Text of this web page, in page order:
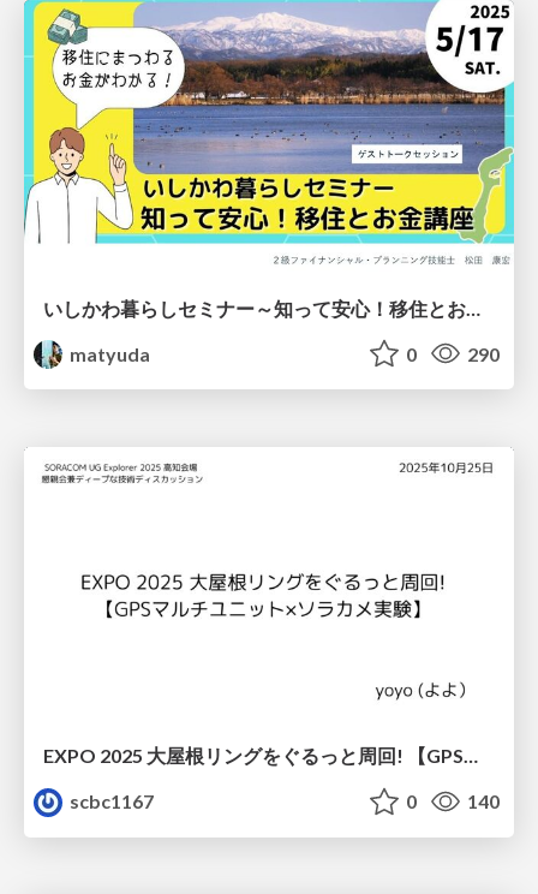
matyuda
0 290
EXPO 2025 大屋根リングをぐるっと周回! 【GPSマルチユニット×ソラカメ実験】
scbc1167
0 140